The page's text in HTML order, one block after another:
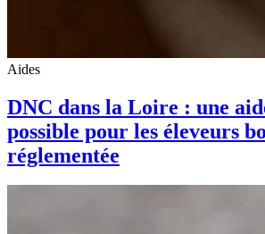
Aides
DNC dans la Loire : une
possible pour les éleveurs
réglementée